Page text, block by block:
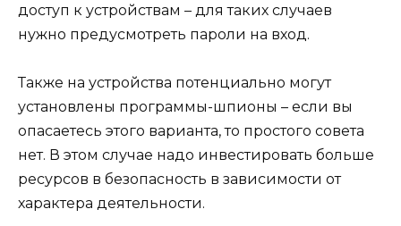
доступ к устройствам – для таких случаев
нужно предусмотреть пароли на вход.
Также на устройства потенциально могут
установлены программы-шпионы – если вы
опасаетесь этого варианта, то простого совета
нет. В этом случае надо инвестировать больше
ресурсов в безопасность в зависимости от
характера деятельности.